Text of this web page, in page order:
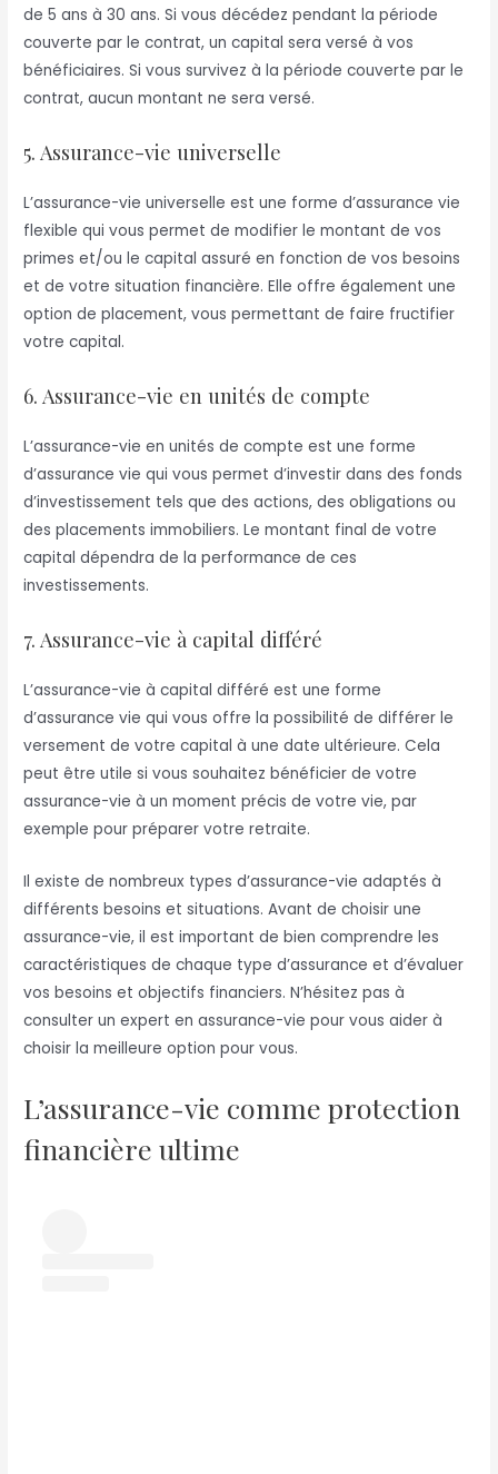
de 5 ans à 30 ans. Si vous décédez pendant la période
couverte par le contrat, un capital sera versé à vos
bénéficiaires. Si vous survivez à la période couverte par le
contrat, aucun montant ne sera versé.
5. Assurance-vie universelle
L’assurance-vie universelle est une forme d’assurance vie
flexible qui vous permet de modifier le montant de vos
primes et/ou le capital assuré en fonction de vos besoins
et de votre situation financière. Elle offre également une
option de placement, vous permettant de faire fructifier
votre capital.
6. Assurance-vie en unités de compte
L’assurance-vie en unités de compte est une forme
d’assurance vie qui vous permet d’investir dans des fonds
d’investissement tels que des actions, des obligations ou
des placements immobiliers. Le montant final de votre
capital dépendra de la performance de ces
investissements.
7. Assurance-vie à capital différé
L’assurance-vie à capital différé est une forme
d’assurance vie qui vous offre la possibilité de différer le
versement de votre capital à une date ultérieure. Cela
peut être utile si vous souhaitez bénéficier de votre
assurance-vie à un moment précis de votre vie, par
exemple pour préparer votre retraite.
Il existe de nombreux types d’assurance-vie adaptés à
différents besoins et situations. Avant de choisir une
assurance-vie, il est important de bien comprendre les
caractéristiques de chaque type d’assurance et d’évaluer
vos besoins et objectifs financiers. N’hésitez pas à
consulter un expert en assurance-vie pour vous aider à
choisir la meilleure option pour vous.
L’assurance-vie comme protection
financière ultime